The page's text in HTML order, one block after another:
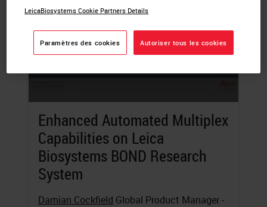
Enhanced Automated Multiplex
Capabilities on Leica
Biosystems BOND Research
System
Damian Cockfield Global Product Manager -
LeicaBiosystems Cookie Partners Details
Paramètres des cookies Autoriser tous les cookies